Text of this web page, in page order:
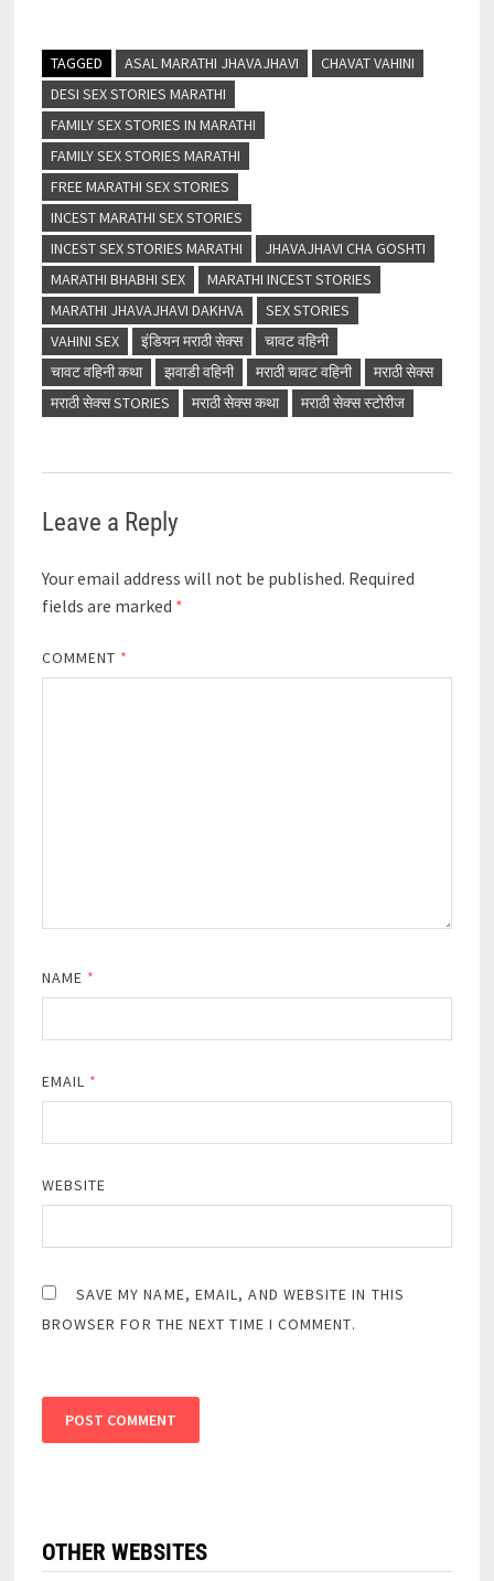
TAGGED ASAL MARATHI JHAVAJHAVI
CHAVAT VAHINI
DESI SEX STORIES MARATHI
FAMILY SEX STORIES IN MARATHI
FAMILY SEX STORIES MARATHI
FREE MARATHI SEX STORIES
INCEST MARATHI SEX STORIES
INCEST SEX STORIES MARATHI
JHAVAJHAVI CHA GOSHTI
MARATHI BHABHI SEX
MARATHI INCEST STORIES
MARATHI JHAVAJHAVI DAKHVA
SEX STORIES
VAHINI SEX
इंडियन मराठी सेक्स
चावट वहिनी
चावट वहिनी कथा
झवाडी वहिनी मराठी चावट वहिनी
मराठी सेक्स
मराठी सेक्स STORIES
मराठी सेक्स कथा मराठी सेक्स स्टोरीज
Leave a Reply
Your email address will not be published. Required
fields are marked *
COMMENT *
NAME *
EMAIL *
WEBSITE
SAVE MY NAME, EMAIL, AND WEBSITE IN THIS
BROWSER FOR THE NEXT TIME I COMMENT.
OTHER WEBSITES